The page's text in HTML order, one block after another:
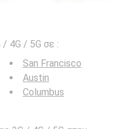
/ 4G / 5G σε :
San Francisco
Austin
Columbus